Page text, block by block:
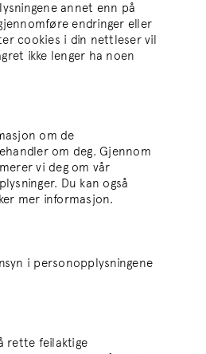
annet enn på
endringer eller
cookies i din nettleser vil
ikke lenger ha noen
om de
om deg. Gjennom
vi deg om vår
Du kan også
mer informasjon.
i personopplysningene
rette feilaktige